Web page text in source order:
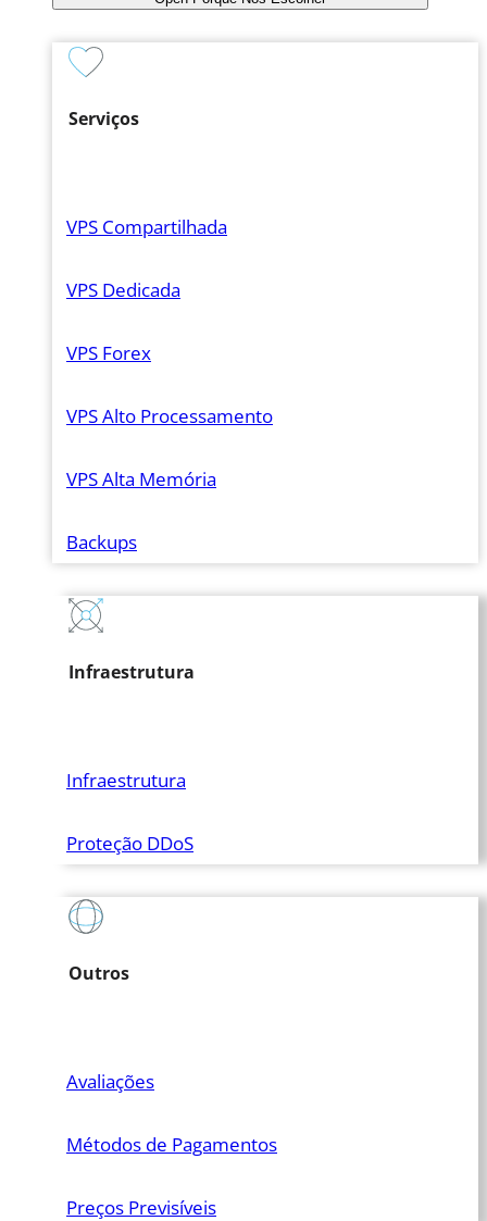
Serviços
VPS Compartilhada
VPS Dedicada
VPS Forex
VPS Alto Processamento
VPS Alta Memória
Backups
Infraestrutura
Infraestrutura
Proteção DDoS
Outros
Avaliações
Métodos de Pagamentos
Preços Previsíveis